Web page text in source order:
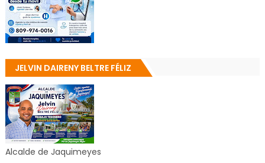
JELVIN DAIRENY BELTRE FÉLIZ
Alcalde de Jaquimeyes